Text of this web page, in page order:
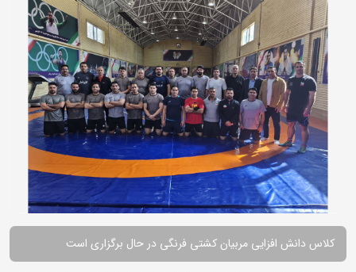
کلاس دانش افزایی مربیان کشتی فرنگی در حال برگزاری است